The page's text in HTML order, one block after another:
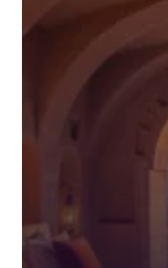
11 avril 2026